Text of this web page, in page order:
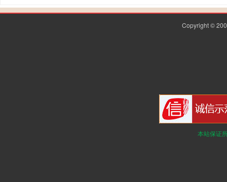
Copyright ©
本站保证